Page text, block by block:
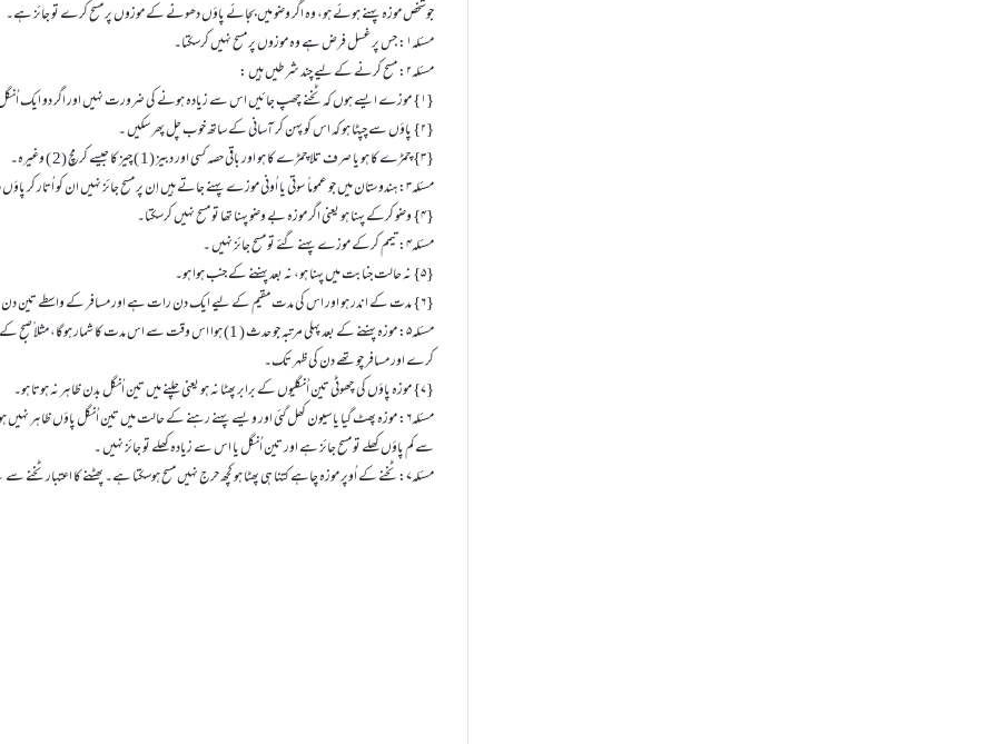
جوشخص موزہ پہنے ہوئے ہو، وہ اگر وضو میں بجائے پاؤں دھونے کے موزوں پر مسح کرے تو جائز ہے۔
مسئلہ۱: جس پر غسل فرض ہے وہ موزوں پر مسح نہیں کرسکتا۔
مسئلہ۲: مسح کرنے کے لیے چند شرطیں ہیں :
{۱} موزے ایسے ہوں کہ ٹخنے چھپ جائیں اس سے زیادہ ہونے کی ضرورت نہیں اور اگر دو ایک اُنگل کم ہو جب بھی مسح درست ہے ایڑی نہ کھلی ہو۔
{۲} پاؤں سے چپٹا ہو کہ اس کو پہن کر آسانی کے ساتھ خوب چل پھر سکیں ۔
{۳} چمڑے کا ہو یا صرف تلا چمڑے کا ہو اور باقی حصہ کسی اور دبیز (1 ) چیز کا جیسے کرمچ (2 ) وغیرہ۔
مسئلہ۳: ہندوستان میں جو عموماً سوتی یا اُونی موزے پہنے جاتے ہیں اِن پر مسح جائز نہیں ان کو اُتار کر پاؤں دھونا فرض ہے۔
{۴} وضو کرکے پہنا ہو یعنی اگر موزہ بے وضو پہنا تھا تو مسح نہیں کرسکتا۔
مسئلہ۴: تیمم کرکے موزے پہنے گئے تو مسح جائز نہیں ۔
{۵} نہ حالت جنابت میں پہنا ہو، نہ بعد پہننے کے جنب ہوا ہو۔
{۶} مدت کے اندر ہو اور اس کی مدت مقیم کے لیے ایک دن رات ہے اور مسافر کے واسطے تین دن تین رات۔
مسئلہ۵: موزہ پہننے کے بعد پہلی مرتبہ جو حدث ( 1) ہوا اس وقت سے
کرے اور مسافر چوتھے دن کی ظہر تک۔
{۷} موزہ پاؤں کی چھوٹی تین اُنگلیوں کے برابر پھٹا نہ ہو یعنی چلنے میں تین اُنگل بدن ظاہر نہ ہوتا ہو۔
مسئلہ۶: موزہ پھٹ گیا یا سیون کھل گئی اور ویسے پہنے رہنے کے حالت میں تین اُنگل پاؤں ظاہر نہیں
سے کم پاؤں کھلے تو مسح جائز ہے اور تین اُنگل یا اس سے زیادہ کھلے تو جائز نہیں ۔
مسئلہ۷: ٹخنے کے اُوپر موزہ چاہے کتنا ہی پھٹا ہو کچھ حرج نہیں مسح ہوسکتا ہے۔ پھٹنے کا اعتبار ٹخنے سے نیچے کے حصوں میں ہے۔